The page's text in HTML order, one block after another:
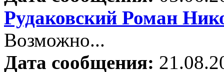
Рудаковский Роман
Возможно...
Дата сообщения: